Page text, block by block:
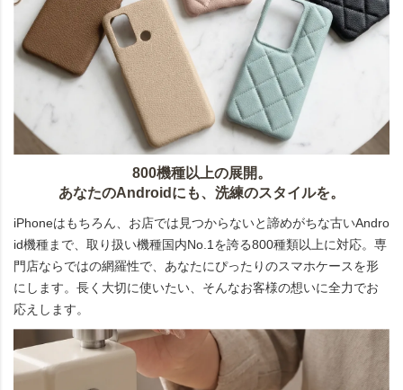
800機種以上の展開。
あなたのAndroidにも、洗練のスタイルを。
iPhoneはもちろん、お店では見つからないと諦めがちな古いAndro
id機種まで、取り扱い機種国内No.1を誇る800種類以上に対応。専
門店ならではの網羅性で、あなたにぴったりのスマホケースを形
にします。長く大切に使いたい、そんなお客様の想いに全力でお
応えします。